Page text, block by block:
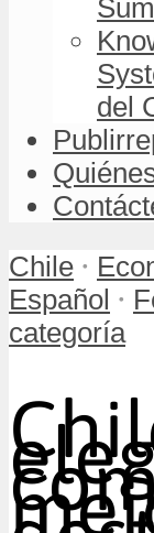
del
Chile •
Español •
categoría